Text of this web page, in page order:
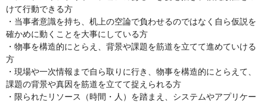
けて行動できる方
・当事者意識を持ち、机上の空論で負わせるのではなく自ら仮説を
確かめに動くことを大事にしている方
・物事を構造的にとらえ、背景や課題を筋道を立てて進めていける
方
・現場や一次情報まで自ら取りに行き、物事を構造的にとらえて、
課題の背景や真因を筋道を立てて捉えられる方
・限られたリソース（時間・人）を踏まえ、システムやアプリケー